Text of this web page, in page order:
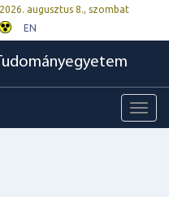
2026. augusztus 8., szombat
EN